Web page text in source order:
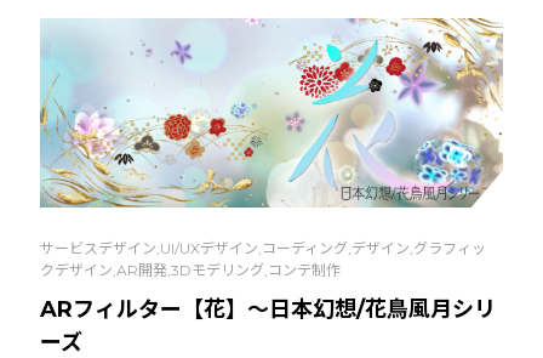
サービスデザイン,UI/UXデザイン,コーディング,デザイン,グラフィッ
クデザイン,AR開発,3Dモデリング,コンテ制作
ARフィルター【花】～日本幻想/花鳥風月シリ
ーズ